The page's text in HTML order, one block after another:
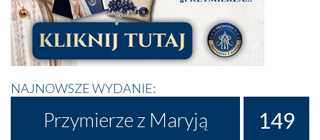
NAJNOWSZE WYDANIE:
Przymierze z Maryją 149